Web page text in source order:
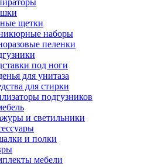
щетки
наборы
пеленки
под ноги
для унитаза
для стирки
подгузников
и светильники
и полки
мебели